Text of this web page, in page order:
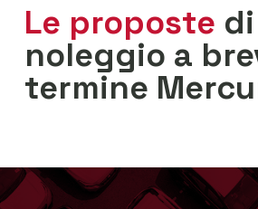
Le proposte di
noleggio a
termine